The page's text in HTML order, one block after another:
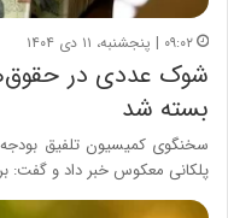
۰۹:۰۲ | پنجشنبه، ۱۱ دی ۱۴۰۴
بسته شد
سخنگوی کمیسیون تلفیق
پلکانی معکوس خبر داد و گفت: